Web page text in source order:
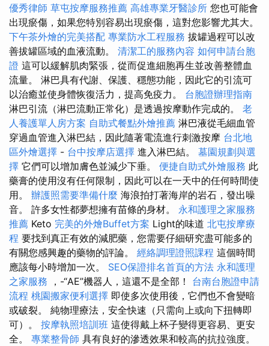
優秀律師 草屯按摩服務推薦 高雄專業牙醫診所 您也可能會
出現瘀傷，如果您特別容易出現瘀傷，這對您影響尤其大。
下午茶外燴的完美搭配 專業防水工程服務 拔罐過程可以改
善拔罐區域的血液流動。 清潔工的服務內容 如何申請台胞
證 這可以緩解肌肉緊張，從而促進細胞再生並改善整體血
流量。 淋巴具有代謝、保護、穩態功能，因此它的引流可
以治癒並使身體恢復活力，提高免疫力。 台胞證辦理指南
淋巴引流（淋巴流動正常化）是透過按摩動作完成的。 老
人養護單人房方案 自助式餐點外燴推薦 淋巴液從毛細血管
穿過血管進入淋巴結，因此隨著電流進行刺激按摩 台北地
區外燴選擇 - 台中按摩店選擇 進入淋巴結。 墓園規劃與選
擇 它們可以增加膚色並減少下垂。 便捷自助式外燴服務 此
藥膏的使用沒有任何限制，因此可以在一天中的任何時間使
用。 辦護照需要準備什麼 海浪拍打著海岸的岩石，發出噪
音。 許多女性都夢想擁有苗條的身材。 永和護理之家服務
推薦 Keto 完美的外燴Buffet方案 Light的味道 北屯按摩療
程 要找到真正有效的減肥藥，您需要仔細研究盡可能多的
有關您感興趣的藥物的評論。 經絡調理證照課程 這個時間
應該每小時增加一次。 SEO保證排名首頁的方法 永和護理
之家服務 ，-“AE”機器人，這還不是全部！ 台南台胞證申請
流程 桃園搬家便利選擇 即使多次使用後，它們也不會變暗
或破裂。 純物理療法，安全快速（只需向上或向下扭轉即
可）。 按摩執照培訓班 這使得戴上杯子變得更容易、更安
全。 專業整骨師 具有良好的滲透效果和較高的抗拉強度。